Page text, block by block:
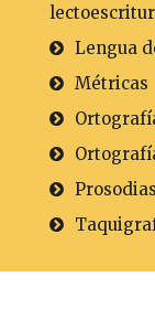
Lengua
Métricas